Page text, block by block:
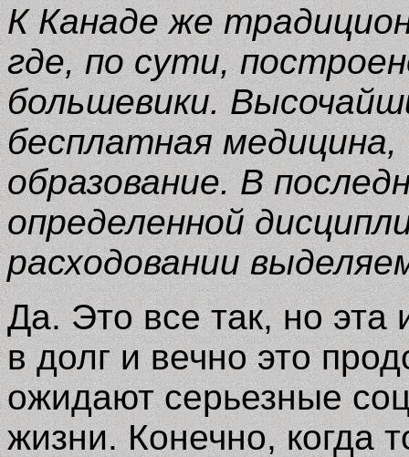
К Канаде же
где, по сути,
большевики.
бесплатная
образование. В
определенной
расходовании
Да. Это все так, но эта
в долг и вечно это
ожидают серьезные
жизни. Конечно, когда